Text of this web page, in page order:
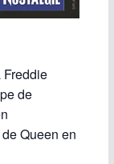
Freddie
de
Queen en